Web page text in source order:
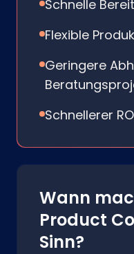
Schnelle
Flexible
Geringere
Schnellerer
Wann
Product
Sinn?